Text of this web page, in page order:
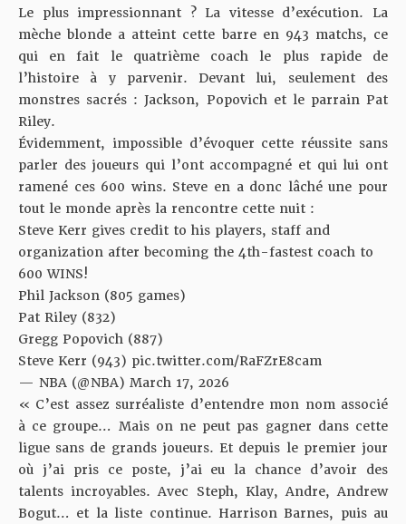
Le plus impressionnant ? La vitesse d’exécution. La
mèche blonde a atteint cette barre en 943 matchs, ce
qui en fait le quatrième coach le plus rapide de
l’histoire à y parvenir. Devant lui, seulement des
monstres sacrés : Jackson, Popovich et le parrain Pat
Riley.
Évidemment, impossible d’évoquer cette réussite sans
parler des joueurs qui l’ont accompagné et qui lui ont
ramené ces 600 wins. Steve en a donc lâché une pour
tout le monde après la rencontre cette nuit :
Steve Kerr gives credit to his players, staff and
organization after becoming the 4th-fastest coach to
600 WINS!
Phil Jackson (805 games)
Pat Riley (832)
Gregg Popovich (887)
Steve Kerr (943) pic.twitter.com/RaFZrE8cam
— NBA (@NBA) March 17, 2026
« C’est assez surréaliste d’entendre mon nom associé
à ce groupe… Mais on ne peut pas gagner dans cette
ligue sans de grands joueurs. Et depuis le premier jour
où j’ai pris ce poste, j’ai eu la chance d’avoir des
talents incroyables. Avec Steph, Klay, Andre, Andrew
Bogut… et la liste continue. Harrison Barnes, puis au